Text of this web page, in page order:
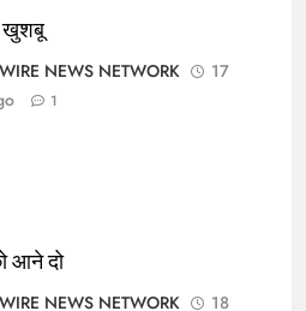
खुशबू
NEWS NETWORK
17
1
आने दो
NEWS NETWORK
18